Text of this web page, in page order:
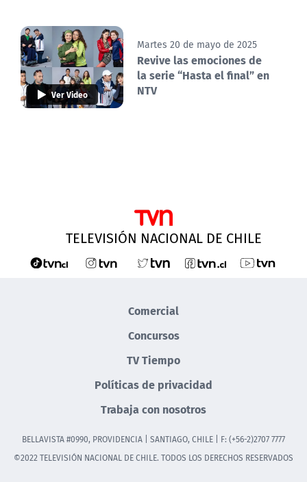
Ver Video
Martes 20 de mayo de 2025
Revive las emociones de
la serie “Hasta el final” en
NTV
TELEVISIÓN NACIONAL DE CHILE
Comercial
Concursos
TV Tiempo
Políticas de privacidad
Trabaja con nosotros
BELLAVISTA #0990, PROVIDENCIA | SANTIAGO, CHILE | F: (+56-2)2707 7777
©2022 TELEVISIÓN NACIONAL DE CHILE. TODOS LOS DERECHOS RESERVADOS